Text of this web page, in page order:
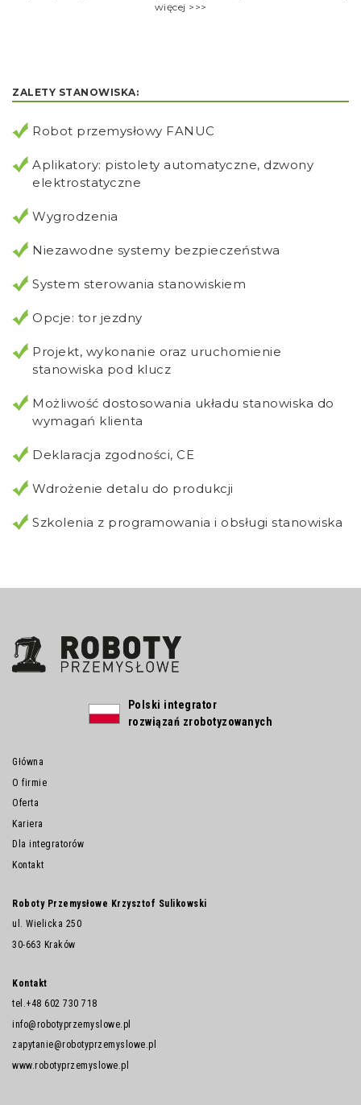
więcej >>>
ZALETY STANOWISKA:
Robot przemysłowy FANUC
Aplikatory: pistolety automatyczne, dzwony
elektrostatyczne
Wygrodzenia
Niezawodne systemy bezpieczeństwa
System sterowania stanowiskiem
Opcje: tor jezdny
Projekt, wykonanie oraz uruchomienie
stanowiska pod klucz
Możliwość dostosowania układu stanowiska do
wymagań klienta
Deklaracja zgodności, CE
Wdrożenie detalu do produkcji
Szkolenia z programowania i obsługi stanowiska
Polski integrator
rozwiązań zrobotyzowanych
Główna
O firmie
Oferta
Kariera
Dla integratorów
Kontakt
Roboty Przemysłowe Krzysztof Sulikowski
ul. Wielicka 250
30-663 Kraków
Kontakt
tel.+48 602 730 718
info@robotyprzemyslowe.pl
zapytanie@robotyprzemyslowe.pl
www.robotyprzemyslowe.pl